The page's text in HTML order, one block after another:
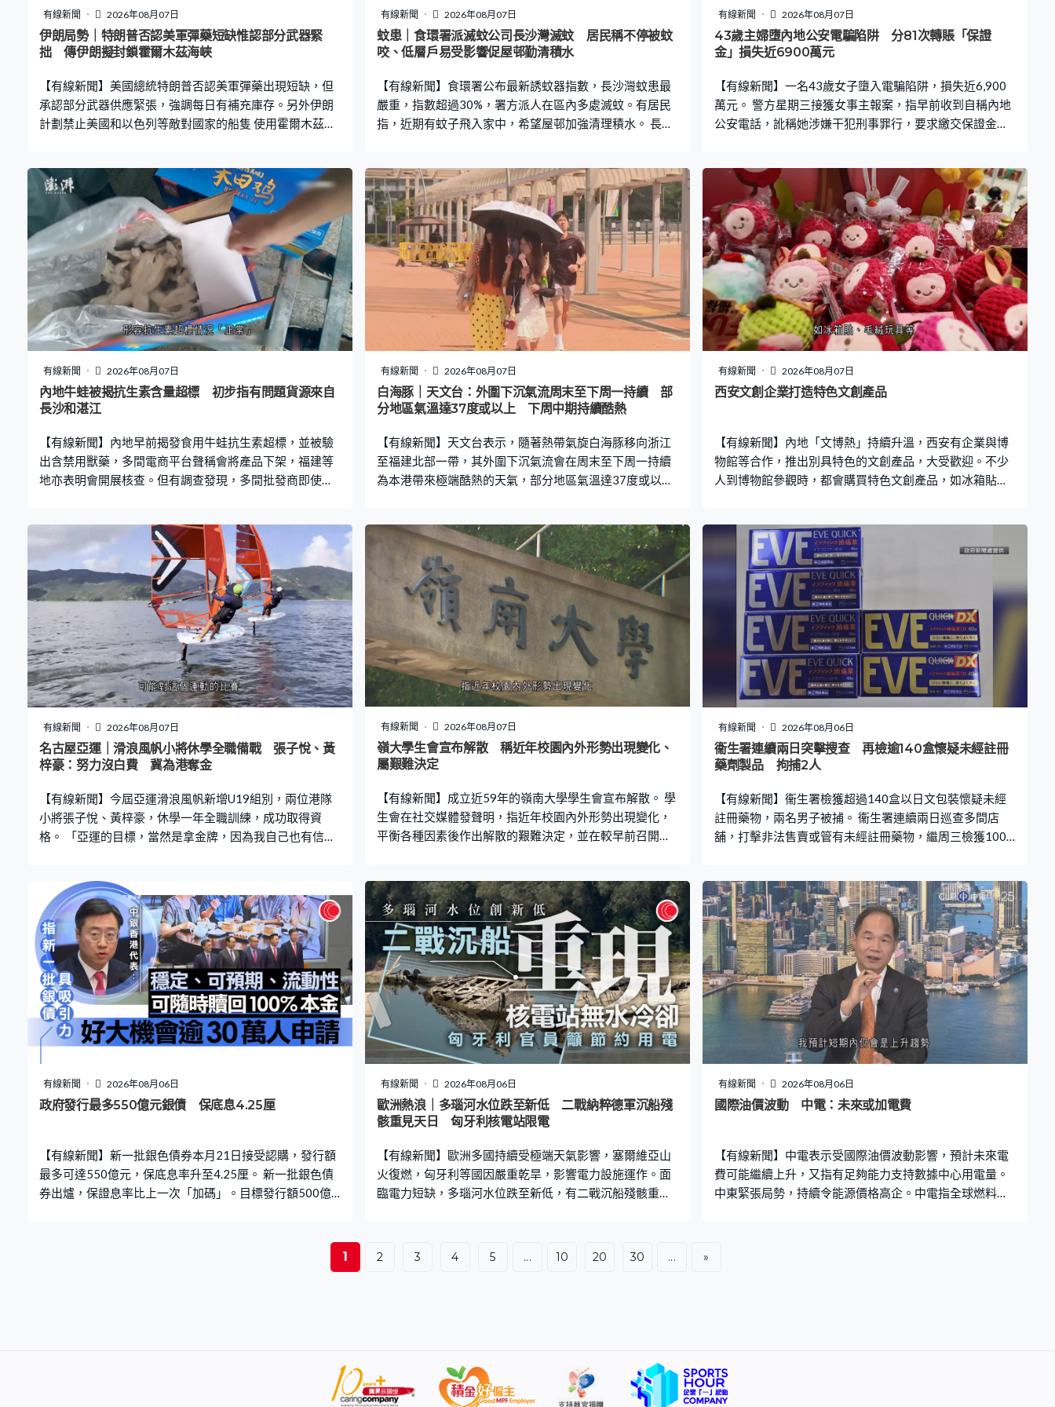
有線新聞 2026年08月07日
伊朗局勢｜特朗普否認美軍彈藥短缺惟認部分武器緊
拙 傳伊朗擬封鎖霍爾木茲海峽
【有線新聞】美國總統特朗普否認美軍彈藥出現短缺，但
承認部分武器供應緊張，強調每日有補充庫存。另外伊朗
計劃禁止美國和以色列等敵對國家的船隻 使用霍爾木茲海
短缺，但聲稱部分武器供應緊拙，沒有透露詳情。美國總
統特朗普：「我們有部分威力強力的武器，近乎無限供
應，亦有部分武器供應有點緊張，我們每天正補充庫
存。」 外電早前報道，美軍已消耗大批長程武器和防空導
彈。美國有線新聞網絡報道，特朗普私下不滿傳媒在美伊
談判的關鍵時刻揭發事件，損害美方利益，他發文下令嚴
懲發放消息的人。至於華盛頓郵報指，特朗普曾因彈藥短
缺問題與戰爭部長海格塞斯對質，特朗普反駁稱極滿意海
格塞斯的表現。 他又指霍爾木茲海峽通航協議談判進展順
利，不過有報道指，伊朗計劃加強限制霍爾木茲海峽航
運，包括禁止美國、以色列及敵對國家使用航道，違規的
船可能要繳付相當於運載貨物總值20%的罰款。 伊朗戰事
亦令區內緊張局勢升溫，沙特阿拉伯指控親伊朗的也門胡
胡塞在伊朗革命衛隊要求下，準備與伊拉克武裝組
有線新聞 2026年08月07日
蚊患｜食環署派滅蚊公司長沙灣滅蚊 居民稱不停被蚊
咬、低層戶易受影響促屋邨勤清積水
【有線新聞】食環署公布最新誘蚊器指數，長沙灣蚊患最
嚴重，指數超過30%，署方派人在區內多處滅蚊。有居民
指，近期有蚊子飛入家中，希望屋邨加強清理積水。 長沙
的人員霧化滅蚊。一街之隔的李鄭屋邨亦有滅蚊工作，有
人在屋邨外圍花槽噴灑除害劑。 晨運街坊繼續短衫外出，
有人說一周有幾次滅蚊工作，未感蚊患嚴重。陳女士：
「現在沒有，都是穿短衫，現在沒甚麼。（不擔心嗎？）
不是完全不擔心，不過現時自己未被白紋伊蚊叮過，沒那
麼怕。」許先生：「無所謂，早上出來做運動，沒甚麼所
謂。（有郁動不會怕？）是。（有被蚊咬嗎？）不覺得，
我曬黑了沒感覺。」 食環署誘蚊器指數分四級，指數介乎
20%至40%屬第三級，代表白紋伊蚊分布廣泛。七月階段
性指數，全港有三區在第三級，長沙灣自四月起一直上
升，連續三個月在第三級，七月是32.1%，全港最高。另
外兩區分別是啟德及馬鞍山，食環署指引建議三至四級的
地區應進行特別滅蚊行動。 陳先生：「下來逛街、跑步，
我見到他們（工人）有用蚊油灑在渠蓋，
有線新聞 2026年08月07日
43歲主婦墮內地公安電騙陷阱 分81次轉賬「保證
金」損失近6900萬元
【有線新聞】一名43歲女子墮入電騙陷阱，損失近6,900
萬元。 警方星期三接獲女事主報案，指早前收到自稱內地
公安電話，訛稱她涉嫌干犯刑事罪行，要求繳交保證金以
有人被捕。據了解，女事主是家庭主婦，被指涉及洗黑錢
活動並將錢分81次轉入十個本地銀行戶口，告知家人後才
發現受騙。
有線新聞 2026年08月07日
內地牛蛙被揭抗生素含量超標 初步指有問題貨源來自
長沙和湛江
【有線新聞】內地早前揭發食用牛蛙抗生素超標，並被驗
出含禁用獸藥，多間電商平台聲稱會將產品下架，福建等
地亦表明會開展核查。但有調查發現，多間批發商即使明
牛蛙的專門店和火鍋店多達數萬間，近日有調查發現不少
牛蛙產品抗生素含量遠超國家標準。在福建漳州有從廣東
汕頭「入貨」的批發商形容抗生素超標情況「正常」，批
發商劉先生：「我們是合作，但是你那個蛙去哪裡抓的，
這個事我不給你管，反正你要保證，比如說我一天要多
少，你要給我多少，這樣就可以。」 他指倉庫內有產品存
放了超過兩年，除了牛蛙外，甲魚、小龍蝦等都會使用大
量的抗生素，目的是控制成本和產量。劉先生：「你比如
一個池塘，如果出現三四隻有病，你當天晚上沒弄起來，
隔兩三天就全部都完，這個池子肯定都被傳染的，它密度
非常大嘛。」 有統計顯示，內地去年養殖約60萬噸牛蛙，
從2015年到2024年產量增長超過三倍，遠超其他水產。
在廣東汕頭，批發商將牛蛙分成三個級別，包括超標、符
半。汕頭市水產公司負責人陳先生：「比如像
有線新聞 2026年08月07日
白海豚｜天文台：外圍下沉氣流周末至下周一持續 部
分地區氣溫達37度或以上 下周中期持續酷熱
【有線新聞】天文台表示，隨著熱帶氣旋白海豚移向浙江
至福建北部一帶，其外圍下沉氣流會在周末至下周一持續
為本港帶來極端酷熱的天氣，部分地區氣溫達37度或以
有線新聞 2026年08月07日
西安文創企業打造特色文創產品
【有線新聞】內地「文博熱」持續升溫，西安有企業與博
物館等合作，推出別具特色的文創產品，大受歡迎。不少
人到博物館參觀時，都會購買特色文創產品，如冰箱貼、
作，推出包含當地歷史文化底蘊的文創產品，如把西安碑
林博物館的唐代石燈、半坡博物館的彩陶等經典文物轉化
為不同材質的紀念品，大受歡迎。 西安文創企業聯合創始
人楊志鵬：「我手上這個『雁魚銅燈』，它是在博物館裡
珍藏的，是西漢最早的環保的一個燈。它在博物館裡面，
是大家可以去看、帶不回去。後來我們經過二創以後，給
它做成一個環保的、可以亮燈的一個，用電子的方式可以
去亮燈。」 除了不同的博物館，楊志鵬的團隊亦會與省外
文化單位合作，並跟影視和城市特色IP「聯營」，打造不
同的產品。他們還會聘請專家為設計細節把關，杜絕史實
偏差。楊志鵬：「首先說尊重傳統文化，源遠流長下來的
一些文化元素，都是特別經典的。但是我們用現代人能接
受，或者是更多好的去傳播的這種方式去提取它一些元
但是也不能說，我就原樣地把文物去復刻下來，那樣
有線新聞 2026年08月07日
名古屋亞運｜滑浪風帆小將休學全職備戰 張子悅、黃
梓豪：努力沒白費 冀為港奪金
【有線新聞】今屆亞運滑浪風帆新增U19組別，兩位港隊
小將張子悅、黃梓豪，休學一年全職訓練，成功取得資
格。 「亞運的目標，當然是拿金牌，因為我自己也有信心
弈。香港滑浪風帆代表張子悅：「你不只是用速度取勝，
你還要思考走哪一條路線，還要配合看天氣的變化，要學
會變通，你不可以很死板，走那邊一定贏的。」 9歲開始
接觸，18歲的黃梓豪就追求iQFOiL的速度感。香港滑浪風
帆代表黃梓豪：「升起板後就行得很快，雖然都增加危險
性，但是那個速度感真的挺特別，其他運動應該未必體驗
得到。」 為了追逐亞運夢，兩位小將都停學一年，專心備
戰及提早體驗全職生活。由當初覺得亞運遙不可及，到5月
煙台的全國賽突圍，鎖定入場券。黃梓豪：「就好似覺得
一年來休學了一年，這些努力沒白費。」張子悅：「對這
運動可能多了很多歸屬感。還有未必只是技術上進步了很
多，可能對這個運動的比賽，心態上我覺得比以前未全職
要靠自己。黃梓豪：「不要想那麼多，
有線新聞 2026年08月07日
嶺大學生會宣布解散 稱近年校園內外形勢出現變化、
屬艱難決定
【有線新聞】成立近59年的嶺南大學學生會宣布解散。 學
生會在社交媒體發聲明，指近年校園內外形勢出現變化，
平衡各種因素後作出解散的艱難決定，並在較早前召開聯
有線新聞 2026年08月06日
衞生署連續兩日突擊搜查 再檢逾140盒懷疑未經註冊
藥劑製品 拘捕2人
【有線新聞】衞生署檢獲超過140盒以日文包裝懷疑未經
註冊藥物，兩名男子被捕。 衞生署連續兩日巡查多間店
舖，打擊非法售賣或管有未經註冊藥物，繼周三檢獲100
警方拘捕。 衞生署提醒有既定機制監察市面及互聯網上銷
售的藥物，若有人涉嫌違法會展開調查，需要時轉介執法
部門跟進。
有線新聞 2026年08月06日
政府發行最多550億元銀債 保底息4.25厘
【有線新聞】新一批銀色債券本月21日接受認購，發行額
最多可達550億元，保底息率升至4.25厘。 新一批銀色債
券出爐，保證息率比上一次「加碼」。目標發行額500億
持有三年至到期，收息共1,275元。 財經事務及庫務局局
長許正宇：「這次發行的銀債是在基礎建設債券計劃之下
2026至27財年唯一發行的零售債券，1967年1月1日或之
有線新聞 2026年08月06日
歐洲熱浪｜多瑙河水位跌至新低 二戰納粹德軍沉船殘
骸重見天日 匈牙利核電站限電
【有線新聞】歐洲多國持續受極端天氣影響，塞爾維亞山
火復燃，匈牙利等國因嚴重乾旱，影響電力設施運作。面
臨電力短缺，多瑙河水位跌至新低，有二戰沉船殘骸重見
200艘戰艦，阻止蘇聯軍隊推進，塞爾維亞多次要求歐盟
協助清理殘留炸藥的戰艦。 斯洛伐克首都布拉迪斯拉發河
段乾涸，岩石露出，由於河流水位過低，多艘大型船隻無
有線新聞 2026年08月06日
國際油價波動 中電：未來或加電費
【有線新聞】中電表示受國際油價波動影響，預計未來電
費可能繼續上升，又指有足夠能力支持數據中心用電量。
中東緊張局勢，持續令能源價格高企。中電指全球燃料價
樣大規模的數據中心供電量，我們在整個北部都會區的供
電規劃是可以足夠供應三到四個類似規模的數據中心，完
1 2 3 4 5 ... 10 20 30 ... »